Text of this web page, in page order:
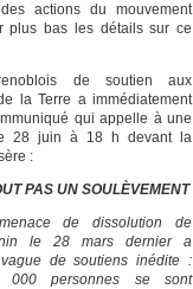
actions du mouvement
plus bas les détails sur ce
de soutien aux
la Terre a immédiatement
qui appelle à une
28 juin à 18 h devant la
:
PAS UN SOULÈVEMENT
de dissolution de
le 28 mars dernier a
de soutiens inédite :
personnes se sont